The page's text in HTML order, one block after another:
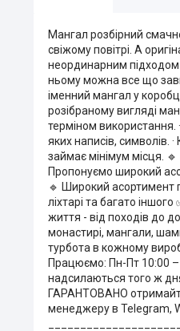
Мангал розбірний
свіжому повітрі. А
неординарним підходом
ньому можна все що
іменний мангал у
розібраному вигляді
терміном використання.
яких написів, символів.
займає мінімум місця.
Пропонуємо широкий
🔹 Широкий асортимент
ліхтарі та багато
життя - від походів до
монастирі, мангали,
турбота в кожному
Працюємо: Пн-Пт 10:00 –
надсилаються того ж
ГАРАНТОВАНО отримайте
менеджеру в Telegram,